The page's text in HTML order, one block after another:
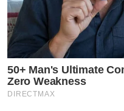
50+ Man's Ultimate
Zero Weakness
DIRECTMAX